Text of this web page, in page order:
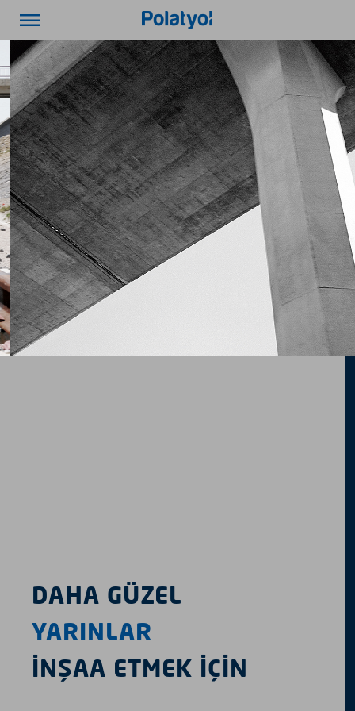
DAHA GÜZEL
YARINLAR
İNŞAA ETMEK İÇİN